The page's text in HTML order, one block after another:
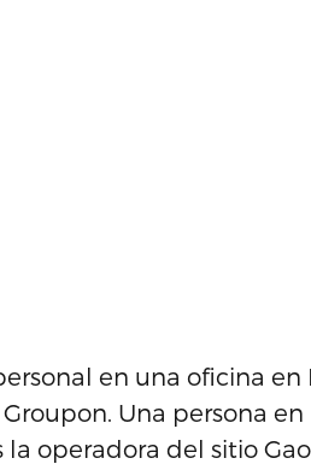
en una oficina en
Una persona
operadora del sitio